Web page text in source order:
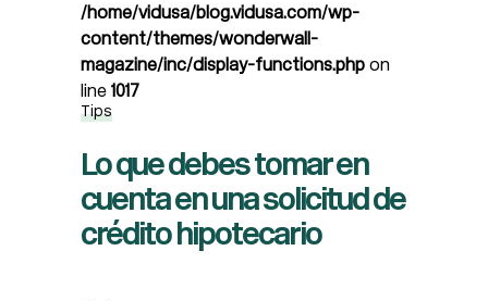
/home/vidusa/blog.vidusa.com/wp-
content/themes/wonderwall-
magazine/inc/display-functions.php on
line 1017
Tips
Lo que debes tomar en
cuenta en una solicitud de
crédito hipotecario